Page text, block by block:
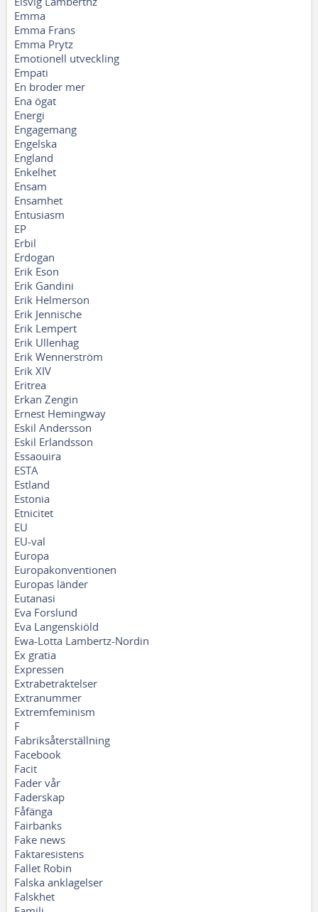
Emma
Emma Frans
Emma Prytz
Emotionell utveckling
Empati
En broder mer
Ena ögat
Energi
Engagemang
Engelska
England
Enkelhet
Ensam
Ensamhet
Entusiasm
EP
Erbil
Erdogan
Erik Eson
Erik Gandini
Erik Helmerson
Erik Jennische
Erik Lempert
Erik Ullenhag
Erik Wennerström
Erik XIV
Eritrea
Erkan Zengin
Ernest Hemingway
Eskil Andersson
Eskil Erlandsson
Essaouira
ESTA
Estland
Estonia
Etnicitet
EU
EU-val
Europa
Europakonventionen
Europas länder
Eutanasi
Eva Forslund
Eva Langenskiöld
Ewa-Lotta Lambertz-Nordin
Ex gratia
Expressen
Extrabetraktelser
Extranummer
Extremfeminism
F
Fabriksåterställning
Facebook
Facit
Fader vår
Faderskap
Fåfänga
Fairbanks
Fake news
Faktaresistens
Fallet Robin
Falska anklagelser
Falskhet